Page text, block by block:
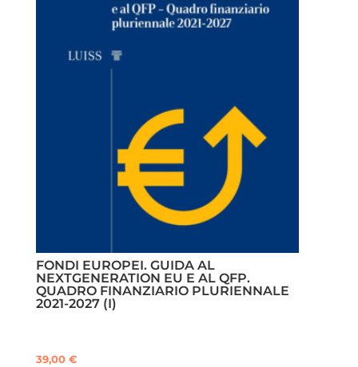
FONDI EUROPEI. GUIDA AL
NEXTGENERATION EU E AL QFP.
QUADRO FINANZIARIO PLURIENNALE
2021-2027 (I)
39,00€